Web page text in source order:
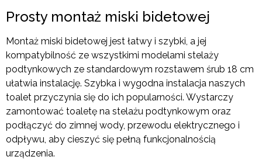
Prosty montaż miski bidetowej
Montaż miski bidetowej jest łatwy i szybki, a jej
kompatybilność ze wszystkimi modelami stelaży
podtynkowych ze standardowym rozstawem śrub 18 cm
ułatwia instalację. Szybka i wygodna instalacja naszych
toalet przyczynia się do ich popularności. Wystarczy
zamontować toaletę na stelażu podtynkowym oraz
podłączyć do zimnej wody, przewodu elektrycznego i
odpływu, aby cieszyć się pełną funkcjonalnością
urządzenia.